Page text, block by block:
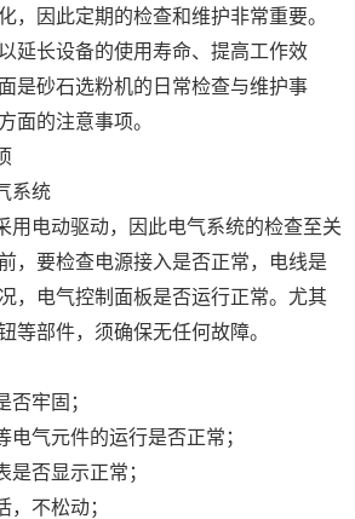
，因此定期的检查和维护非常重要。
延长设备的使用寿命、提高工作效
是砂石选粉机的日常检查与维护事
面的注意事项。
系统
用电动驱动，因此电气系统的检查至关
，要检查电源接入是否正常，电线是
，电气控制面板是否运行正常。尤其
等部件，须确保无任何故障。
否牢固；
电气元件的运行是否正常；
是否显示正常；
，不松动；